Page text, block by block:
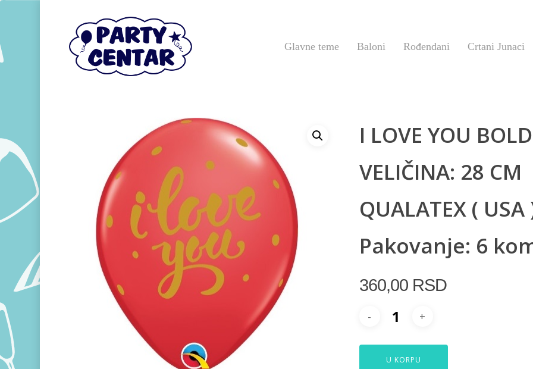
Hit enter to search or ESC to close
Glavne teme Baloni Rođendani Crtani Junaci
I LOVE YOU
VELIČINA: 28 CM
QUALATEX ( USA
Pakovanje: 6
360,00 RSD
U KORPU